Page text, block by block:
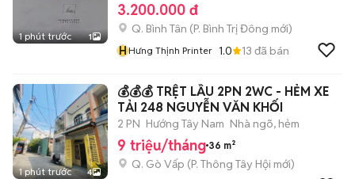
1 phút trước 1
3.200.000 đ
Q. Bình Tân (P. Bình Trị Đông mới)
HHưng Thịnh Printer 1.0 13 đã bán
1 phút trước 4
💰💰💰 TRỆT LẦU 2PN 2WC - HẺM XE
TẢI 248 NGUYỄN VĂN KHỐI
2 PN Hướng Tây Nam Nhà ngõ, hẻm
9 triệu/tháng 36 m²
Q. Gò Vấp (P. Thông Tây Hội mới)